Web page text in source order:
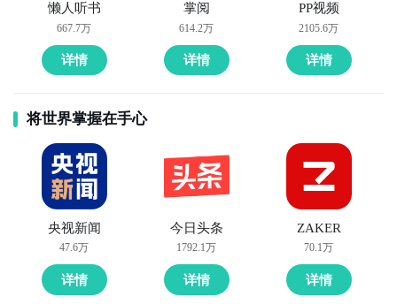
懒人听书
667.7万
详情
掌阅
614.2万
详情
PP视频
2105.6万
详情
将世界掌握在手心
央视新闻
47.6万
详情
今日头条
1792.1万
详情
ZAKER
70.1万
详情